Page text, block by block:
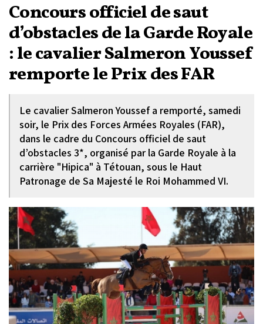
Concours officiel de saut
d’obstacles de la Garde Royale
: le cavalier Salmeron Youssef
remporte le Prix des FAR
Le cavalier Salmeron Youssef a remporté, samedi
soir, le Prix des Forces Armées Royales (FAR),
dans le cadre du Concours officiel de saut
d’obstacles 3*, organisé par la Garde Royale à la
carrière "Hipica" à Tétouan, sous le Haut
Patronage de Sa Majesté le Roi Mohammed VI.